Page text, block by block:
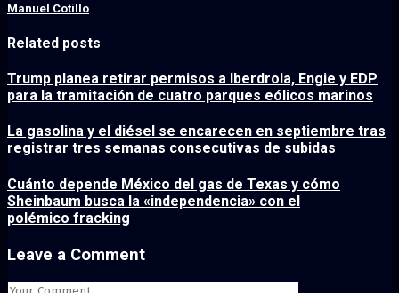
Manuel Cotillo
Related posts
Trump planea retirar permisos a Iberdrola, Engie y EDP
para la tramitación de cuatro parques eólicos marinos
La gasolina y el diésel se encarecen en septiembre tras
registrar tres semanas consecutivas de subidas
Cuánto depende México del gas de Texas y cómo
Sheinbaum busca la «independencia» con el
polémico fracking
Leave a Comment